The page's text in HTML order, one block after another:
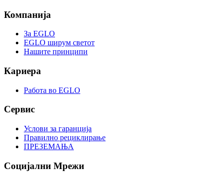
Компанија
За EGLO
EGLO ширум светот
Нашите принципи
Кариера
Работа во EGLO
Сервис
Услови за гаранција
Правилно рециклирање
ПРЕЗЕМАЊА
Социјални Мрежи